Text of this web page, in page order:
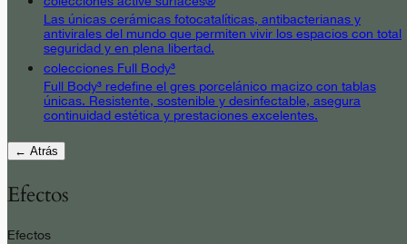
Las únicas cerámicas fotocatalíticas, antibacterianas y
antivirales del mundo que permiten vivir los espacios con total
seguridad y en plena libertad.
colecciones Full Body³
Full Body³ redefine el gres porcelánico macizo con tablas
únicas. Resistente, sostenible y desinfectable, asegura
continuidad estética y prestaciones excelentes.
← Atrás
Efectos
Efectos